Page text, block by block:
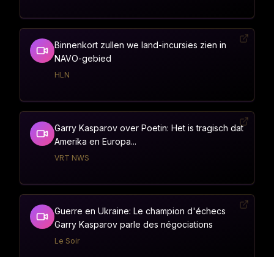
Binnenkort zullen we land-incursies zien in
NAVO-gebied
HLN
Garry Kasparov over Poetin: Het is tragisch dat
Amerika en Europa...
VRT NWS
Guerre en Ukraine: Le champion d'échecs
Garry Kasparov parle des négociations
Le Soir